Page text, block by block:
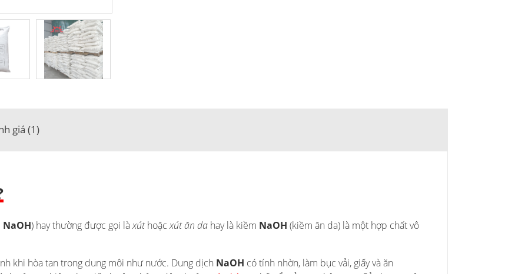
giá (1)
NaOH) hay thường được gọi làxúthoặcxút ăn da hay là kiềm NaOH (kiềm ăn da) là một hợp chất vô
khi hòa tan trong dung môi như nước. Dung dịch NaOH có tính nhờn, làm bục vải, giấy và ăn